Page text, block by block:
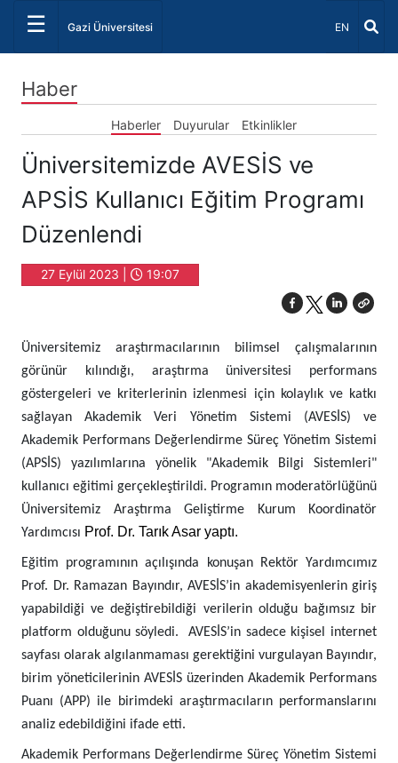
☰ Gazi Üniversitesi Dil Seçiniz
EN
Haber
Haberler Duyurular Etkinlikler
Üniversitemizde AVESİS ve
APSİS Kullanıcı Eğitim Programı
Düzenlendi
27 Eylül 2023 | 19:07
Üniversitemiz araştırmacılarının bilimsel çalışmalarının
görünür kılındığı, araştırma üniversitesi performans
göstergeleri ve kriterlerinin izlenmesi için kolaylık ve katkı
sağlayan Akademik Veri Yönetim Sistemi (AVESİS) ve
Akademik Performans Değerlendirme Süreç Yönetim Sistemi
(APSİS) yazılımlarına yönelik "Akademik Bilgi Sistemleri"
kullanıcı eğitimi gerçekleştirildi. Programın moderatörlüğünü
Üniversitemiz Araştırma Geliştirme Kurum Koordinatör
Yardımcısı Prof. Dr. Tarık Asar yaptı.
Eğitim programının açılışında konuşan Rektör Yardımcımız
Prof. Dr. Ramazan Bayındır, AVESİS’in akademisyenlerin giriş
yapabildiği ve değiştirebildiği verilerin olduğu bağımsız bir
platform olduğunu söyledi. AVESİS’in sadece kişisel internet
sayfası olarak algılanmaması gerektiğini vurgulayan Bayındır,
birim yöneticilerinin AVESİS üzerinden Akademik Performans
Puanı (APP) ile birimdeki araştırmacıların performanslarını
analiz edebildiğini ifade etti.
Akademik Performans Değerlendirme Süreç Yönetim Sistemi